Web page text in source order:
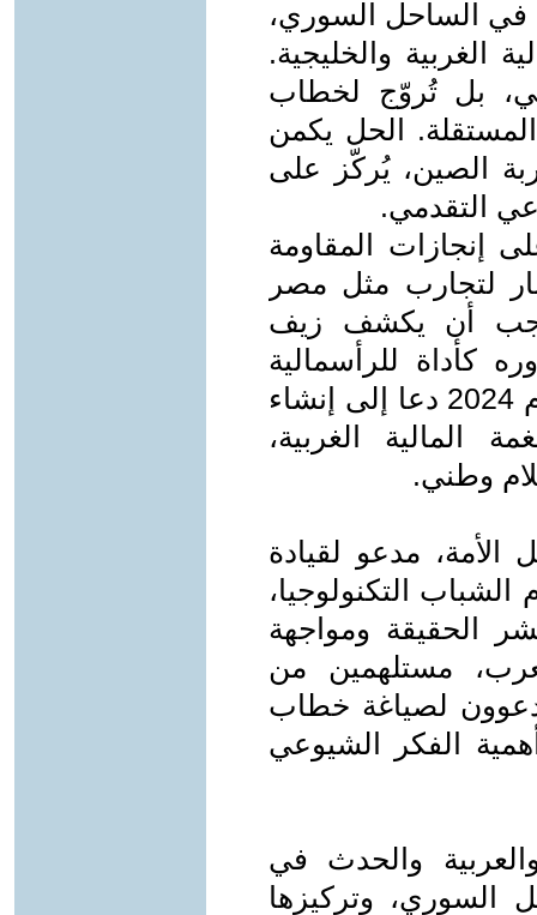
في الساحل السوري،
الغربية والخليجية.
بل تُروّج لخطاب
الحل يكمن
الصين، يُركّز على
التقدمي.
إنجازات المقاومة
لتجارب مثل مصر
يجب أن يكشف زيف
كأداة للرأسمالية
الغربية. تقرير لـMonthly Review عام 2024 دعا إلى إنشاء
المالية الغربية،
وطني.
مدعو لقيادة
التكنولوجيا،
الحقيقة ومواجهة
مستلهمين من
لصياغة خطاب
الفكر الشيوعي
والحدث في
السوري، وتركيزها